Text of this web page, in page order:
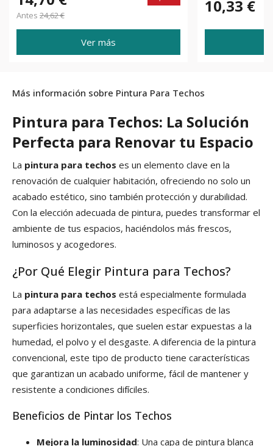
Antes 24,62 €
Ver más
10,33 €
Más información sobre Pintura Para Techos
Pintura para Techos: La Solución
Perfecta para Renovar tu Espacio
La pintura para techos es un elemento clave en la
renovación de cualquier habitación, ofreciendo no solo un
acabado estético, sino también protección y durabilidad.
Con la elección adecuada de pintura, puedes transformar el
ambiente de tus espacios, haciéndolos más frescos,
luminosos y acogedores.
¿Por Qué Elegir Pintura para Techos?
La pintura para techos está especialmente formulada
para adaptarse a las necesidades específicas de las
superficies horizontales, que suelen estar expuestas a la
humedad, el polvo y el desgaste. A diferencia de la pintura
convencional, este tipo de producto tiene características
que garantizan un acabado uniforme, fácil de mantener y
resistente a condiciones difíciles.
Beneficios de Pintar los Techos
Mejora la luminosidad: Una capa de pintura blanca